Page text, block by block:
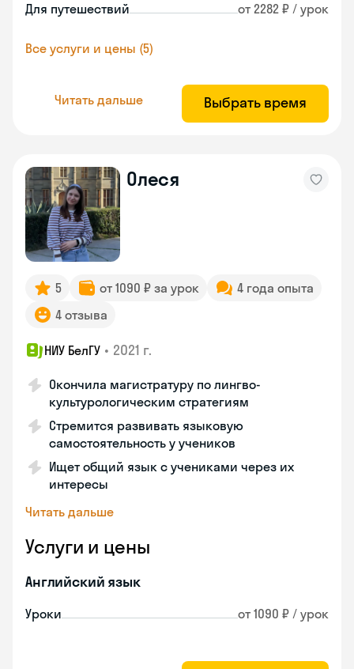
Для путешествий от 2282 ₽ / урок
Все услуги и цены (5)
Читать дальше Выбрать время
Олеся
5 от 1090 ₽ за урок
4 года опыта
4 отзыва
НИУ БелГУ • 2021 г.
Окончила магистратуру по лингво-
культурологическим стратегиям
Стремится развивать языковую
самостоятельность у учеников
Ищет общий язык с учениками через их
интересы
Читать дальше
Услуги и цены
Английский язык
Уроки от 1090 ₽ / урок